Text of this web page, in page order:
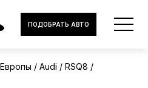
ПОДОБРАТЬ АВТО
Audi
RSQ8